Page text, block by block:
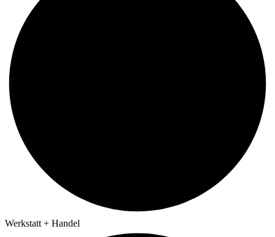
Werkstatt + Handel